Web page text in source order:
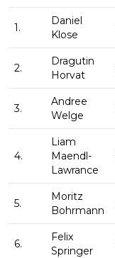
1.
Daniel
Klose
2.
Dragutin
Horvat
3.
Andree
Welge
4.
Liam
Maendl-
Lawrance
5.
Moritz
Bohrmann
6.
Felix
Springer